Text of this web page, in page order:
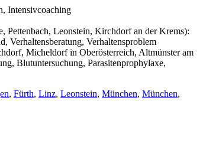
Intensivcoaching
Pettenbach, Leonstein, Kirchdorf an der Krems):
Verhaltensberatung, Verhaltensproblem
Micheldorf in Oberösterreich, Altmünster am
Blutuntersuchung, Parasitenprophylaxe,
, Fürth, Linz, Leonstein, München, München,